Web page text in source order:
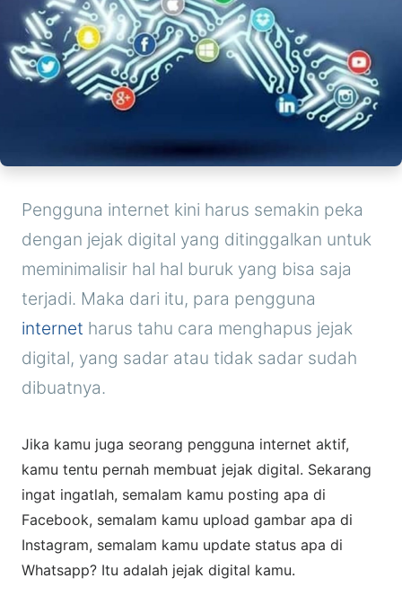
Pengguna internet kini harus semakin peka
dengan jejak digital yang ditinggalkan untuk
meminimalisir hal hal buruk yang bisa saja
terjadi. Maka dari itu, para pengguna
internet harus tahu cara menghapus jejak
digital, yang sadar atau tidak sadar sudah
dibuatnya.
Jika kamu juga seorang pengguna internet aktif,
kamu tentu pernah membuat jejak digital. Sekarang
ingat ingatlah, semalam kamu posting apa di
Facebook, semalam kamu upload gambar apa di
Instagram, semalam kamu update status apa di
Whatsapp? Itu adalah jejak digital kamu.